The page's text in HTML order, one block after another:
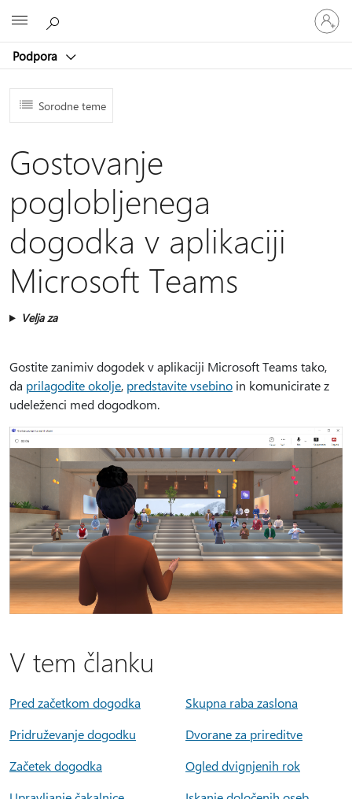
Podpora
Vpišite
se
v
račun
Sorodne teme
Gostovanje
poglobljenega
dogodka v aplikaciji
Microsoft Teams
Velja za
Gostite zanimiv dogodek v aplikaciji Microsoft Teams tako,
da prilagodite okolje, predstavite vsebino in komunicirate z
udeleženci med dogodkom.
V tem članku
Pred začetkom dogodka
Skupna raba zaslona
Pridruževanje dogodku
Dvorane za prireditve
Začetek dogodka
Ogled dvignjenih rok